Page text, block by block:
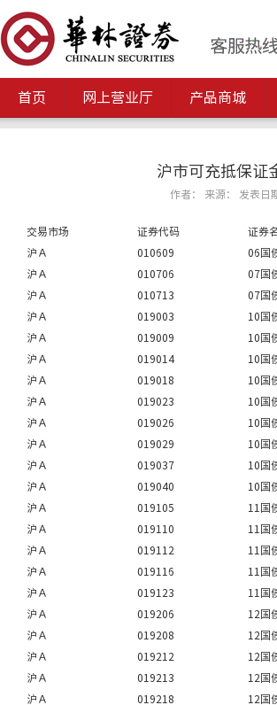
首页 网上营业厅 产品商城
沪市可充抵保证
作者： 来源： 发表日
交易市场 证券代码 证券
沪Ａ
010609 06国
沪Ａ
010706 07国
沪Ａ
010713 07国
沪Ａ
019003 10国
沪Ａ
019009 10国
沪Ａ
019014 10国
沪Ａ
019018 10国
沪Ａ
019023 10国
沪Ａ
019026 10国
沪Ａ
019029 10国
沪Ａ
019037 10国
沪Ａ
019040 10国
沪Ａ
019105 11国
沪Ａ
019110 11国
沪Ａ
019112 11国
沪Ａ
019116 11国
沪Ａ
019123 11国
沪Ａ
019206 12国
沪Ａ
019208 12国
沪Ａ
019212 12国
沪Ａ
019213 12国
沪Ａ
019218 12国